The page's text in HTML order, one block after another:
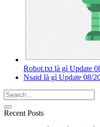
Robot.txt là gì Update
Nsaid là gì Update 08/
Recent Posts